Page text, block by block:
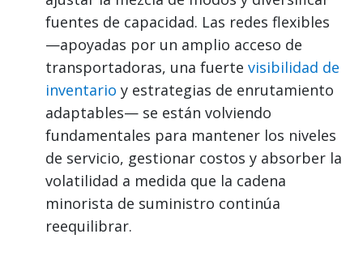
fuentes de capacidad. Las redes flexibles
—apoyadas por un amplio acceso de
transportadoras, una fuerte visibilidad de
inventario y estrategias de enrutamiento
adaptables— se están volviendo
fundamentales para mantener los niveles
de servicio, gestionar costos y absorber la
volatilidad a medida que la cadena
minorista de suministro continúa
reequilibrar.